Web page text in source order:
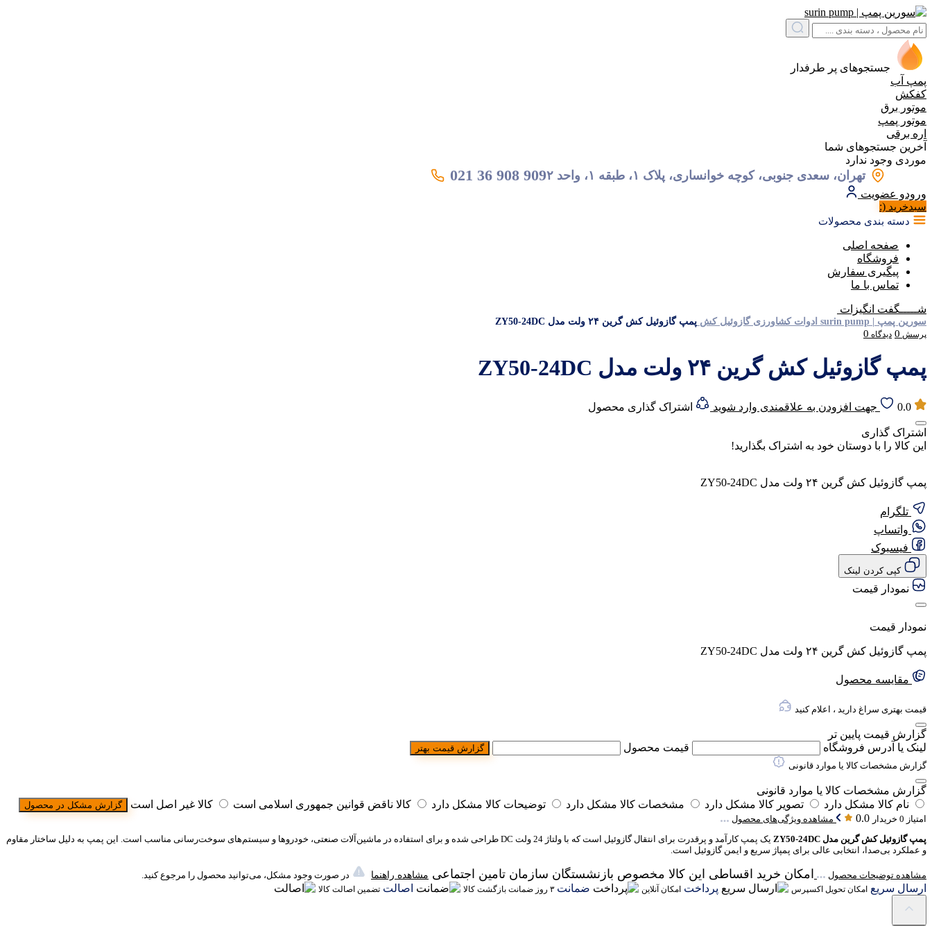
جستجوهای پر طرفدار
پمپ آب
کفکش
موتور برق
موتور پمپ
اره برقی
آخرین جستجوهای شما
موردی وجود ندارد
تهران، سعدی جنوبی، کوچه خوانساری، پلاک ۱، طبقه ۱، واحد ۲ 021 36 908 909
ورودو عضویت
سبد‌خرید (:
دسته بندی محصولات
صفحه اصلی
فروشگاه
پیگیری سفارش
تماس با ما
شـــــگفت انگیزات
سورین پمپ | surin pump ادوات کشاورزی گازوئیل کش پمپ گازوئیل کش گرین ۲۴ ولت مدل ZY50-24DC
پرسش 0 دیدگاه 0
پمپ گازوئیل کش گرین ۲۴ ولت مدل ZY50-24DC
0.0 جهت افزودن به علاقمندی وارد شوید اشتراک گذاری محصول
اشتراک گذاری
این کالا را با دوستان خود به اشتراک بگذارید!
پمپ گازوئیل کش گرین ۲۴ ولت مدل ZY50-24DC
تلگرام
واتساپ
فیسبوک
کپی کردن لینک
نمودار قیمت
نمودار قیمت
پمپ گازوئیل کش گرین ۲۴ ولت مدل ZY50-24DC
مقایسه محصول
قیمت بهتری سراغ دارید ، اعلام کنید
گزارش قیمت پایین تر
لینک یا آدرس فروشگاه
قیمت محصول
گزارش قیمت بهتر
گزارش مشخصات کالا یا موارد قانونی
گزارش مشخصات کالا یا موارد قانونی
نام کالا مشکل دارد
تصویر کالا مشکل دارد مشخصات کالا مشکل دارد توضیحات کالا مشکل دارد کالا ناقض قوانین جمهوری اسلامی است کالا غیر اصل است
گزارش مشکل در محصول
امتیاز 0 خریدار
0.0
مشاهده ویژگی‌های محصول
پمپ گازوئیل کش گرین مدل ZY50-24DC
یک پمپ کارآمد و پرقدرت برای انتقال گازوئیل است که با ولتاژ 24 ولت DC طراحی شده و برای استفاده در ماشین‌آلات صنعتی، خودروها و سیستم‌های سوخت‌رسانی مناسب است. این پمپ به دلیل ساختار مقاوم
و عملکرد بی‌صدا، انتخابی عالی برای پمپاژ سریع و ایمن گازوئیل است.
مشاهده توضیحات محصول امکان خرید اقساطی این کالا مخصوص بازنشستگان سازمان تامین اجتماعی مشاهده راهنما در صورت وجود مشکل، می‌توانید محصول را مرجوع کنید.
ارسال سریع امکان تحویل اکسپرس پرداخت امکان آنلاین ضمانت ۳ روز ضمانت بازگشت کالا اصالت تضمین اصالت کالا